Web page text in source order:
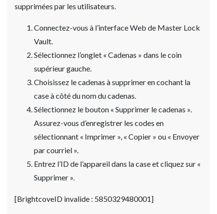
supprimées par les utilisateurs.
Connectez-vous à l’interface Web de Master Lock
Vault.
Sélectionnez l’onglet « Cadenas » dans le coin
supérieur gauche.
Choisissez le cadenas à supprimer en cochant la
case à côté du nom du cadenas.
Sélectionnez le bouton « Supprimer le cadenas ».
Assurez-vous d’enregistrer les codes en
sélectionnant « Imprimer », « Copier » ou « Envoyer
par courriel ».
Entrez l’ID de l’appareil dans la case et cliquez sur «
Supprimer ».
[BrightcoveID invalide : 5850329480001]